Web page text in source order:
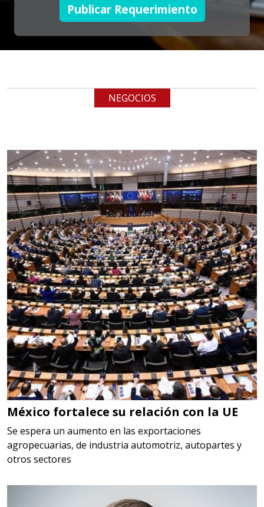
LOGÍSTICA DE CARGA LLAVE
EN MANO
Aplicar al Requerimiento
Empresa en Jalisco
Requiere:
LOGÍSTICA
Especificaciones:
cualquiera
Aplicar al Requerimiento
Empresa en Querétaro
Requiere:
HERRAMIENTAS DE CORTE
Especificaciones:
HSS, CON RECUBRIMIENTO,
CARBURO, RIMAS, ENDMILLS,
BROCAS, LIMAS, ETC
Aplicar al Requerimiento
Empresa en Querétaro
Requiere:
HERRAMIENTAS DE TORQUE
Publicar Requerimiento
NEGOCIOS
México fortalece su relación con la UE
Se espera un aumento en las exportaciones
agropecuarias, de industria automotriz, autopartes y
otros sectores